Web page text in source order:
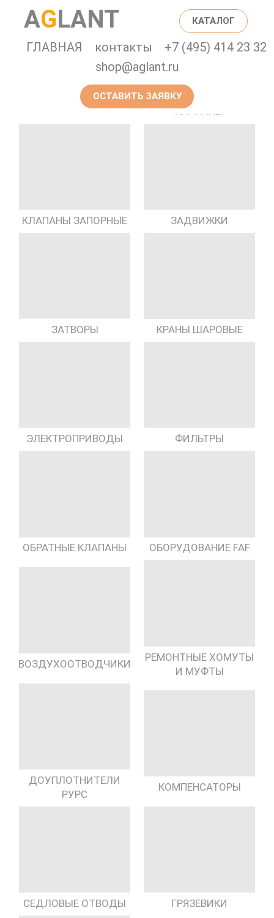
AGLANT КАТАЛОГ
ГЛАВНАЯ контакты
+7 (495) 414 23 32
shop@aglant.ru
ОСТАВИТЬ ЗАЯВКУ
ГИДРАНТЫ
ПРЕДОХРАНИТЕЛЬНЫЕ
КЛАПАНЫ
КЛАПАНЫ ЗАПОРНЫЕ ЗАДВИЖКИ
ЗАТВОРЫ КРАНЫ ШАРОВЫЕ
ЭЛЕКТРОПРИВОДЫ ФИЛЬТРЫ
ОБРАТНЫЕ КЛАПАНЫ ОБОРУДОВАНИЕ FAF
ВОЗДУХООТВОДЧИКИ
РЕМОНТНЫЕ ХОМУТЫ
И МУФТЫ
ДОУПЛОТНИТЕЛИ
РУРС
КОМПЕНСАТОРЫ
СЕДЛОВЫЕ ОТВОДЫ ГРЯЗЕВИКИ